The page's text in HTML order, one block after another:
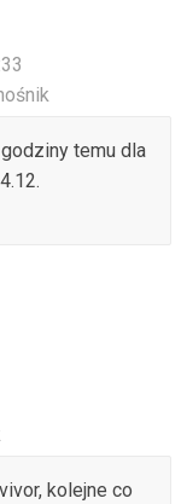
temu dla
kolejne co